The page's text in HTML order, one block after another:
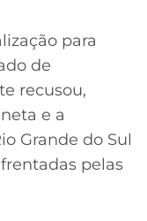
para
de
recusou,
e a
Grande do Sul
pelas